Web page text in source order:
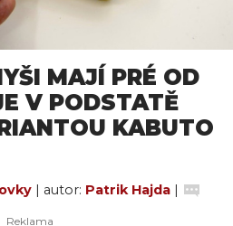
MAJÍ PRÉ OD
V PODSTATĚ
KABUTO
| autor: Patrik Hajda |